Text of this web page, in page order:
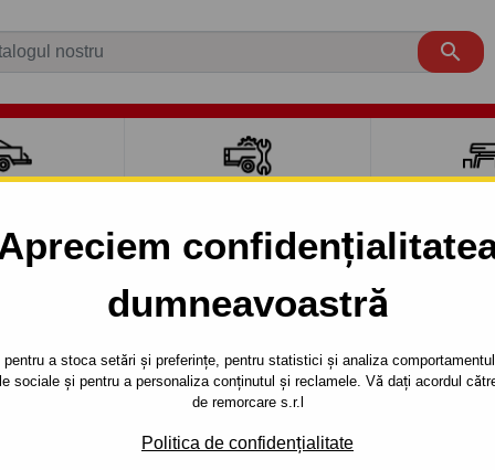
dumneavoastră
a stoca setări și preferințe, pentru statistici și analiza
sociale și pentru a personaliza conținutul și reclamele. Vă dați acordul
de remorcare s.r.l
Politica de confidențialitate

2006 - 2013
11 ) - sistem semidemontabil -cu şuruburi - din 2006
Referinta:
Cârlig de remorcare
NOTE, seria : ( E 11 ). Anul